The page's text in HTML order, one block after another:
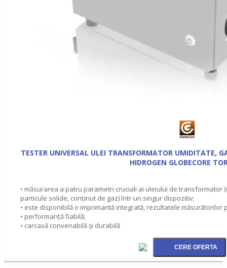
TESTER UNIVERSAL ULEI TRANSFORMATOR UMIDITATE,
HIDROGEN GLOBECORE
• măsurarea a patru parametri cruciali ai uleiului de transformator
particule solide, conţinut de gaz) într-un singur dispozitiv;
• este disponibilă o imprimantă integrată, rezultatele măsurătorilor
• performanţă fiabilă;
• carcasă convenabilă şi durabilă